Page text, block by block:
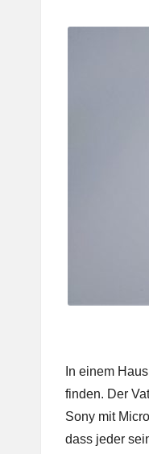
In einem
finden. Der
Sony mit
dass jeder